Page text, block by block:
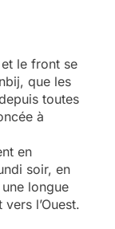
le front se
que les
toutes
à
en
soir, en
longue
l’Ouest.